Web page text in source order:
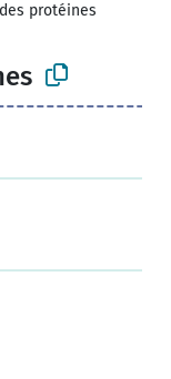
protéines